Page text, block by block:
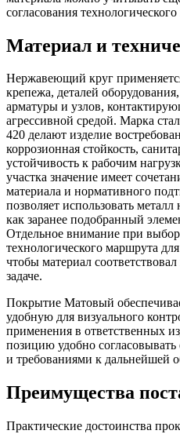
согласования
Материал и
Нержавеющий круг
крепежа, деталей
арматуры и узлов,
агрессивной средой. Марка
420 делают изделие
коррозионная стойкость,
устойчивость к рабочим
участка значение имеет
материала и нормативного
позволяет использовать
как заранее подобранный
Отдельное внимание при
технологического маршрута
чтобы материал
задаче.
Покрытие Матовый
удобную для визуального
применения в ответственных
позицию удобно
и требованиями к дальнейшей
Преимущества
Практические достоинства